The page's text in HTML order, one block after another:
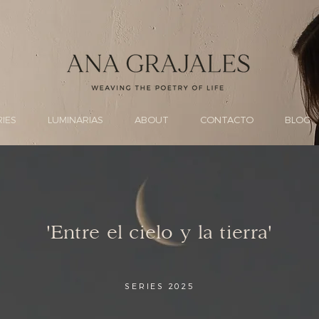
LUMINARIAS ABOUT CONTACTO BLOG
'Entre el cielo y la tierra'
SERIES 2025